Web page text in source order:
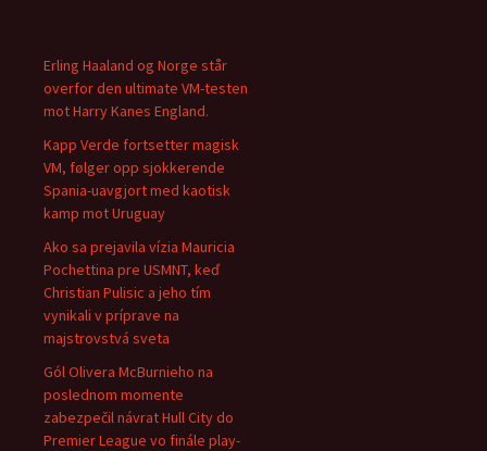
Erling Haaland og Norge står
overfor den ultimate VM-testen
mot Harry Kanes England.
Kapp Verde fortsetter magisk
VM, følger opp sjokkerende
Spania-uavgjort med kaotisk
kamp mot Uruguay
Ako sa prejavila vízia Mauricia
Pochettina pre USMNT, keď
Christian Pulisic a jeho tím
vynikali v príprave na
majstrovstvá sveta
Gól Olivera McBurnieho na
poslednom momente
zabezpečil návrat Hull City do
Premier League vo finále play-